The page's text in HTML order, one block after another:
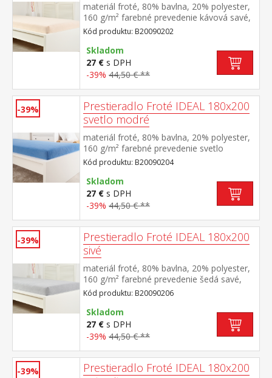
materiál froté, 80% bavlna, 20% polyester,
160 g/m² farebné prevedenie kávová savé,
odolné, stálofarebné, obšité gumou pre
matrace do výšky 25 cm prateľné do 40 °C
Kód produktu: B20090202
Skladom
27 € s DPH
-39% 44,50 € **
-39%
Prestieradlo Froté IDEAL 180x200
svetlo modré
materiál froté, 80% bavlna, 20% polyester,
160 g/m² farebné prevedenie svetlo
modrá savé, odolné, stálofarebné, obšité
gumou pre matrace do výšky 25
cm prateľné do 40 °C
Kód produktu: B20090204
Skladom
27 € s DPH
-39% 44,50 € **
-39%
Prestieradlo Froté IDEAL 180x200
sivé
materiál froté, 80% bavlna, 20% polyester,
160 g/m² farebné prevedenie šedá savé,
odolné, stálofarebné, obšité gumou pre
matrace do výšky 25 cm prateľné do 40 °C
Kód produktu: B20090206
Skladom
27 € s DPH
-39% 44,50 € **
-39%
Prestieradlo Froté IDEAL 180x200